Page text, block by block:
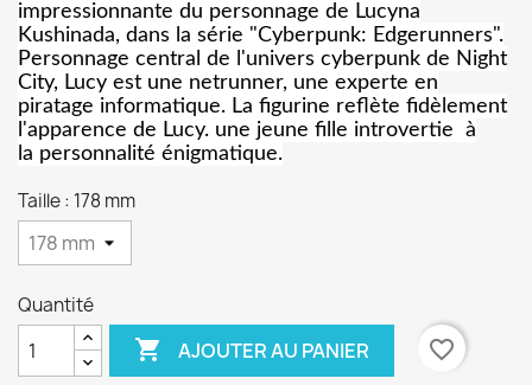
impressionnante du personnage de Lucyna
Kushinada, dans la série "Cyberpunk: Edgerunners".
Personnage central de l'univers cyberpunk de Night
City, Lucy est une netrunner, une experte en
piratage informatique. La figurine reflète fidèlement
l'apparence de Lucy. une jeune fille introvertie à
la personnalité énigmatique.
Taille : 178 mm
Quantité
 AJOUTER AU PANIER favorite_border